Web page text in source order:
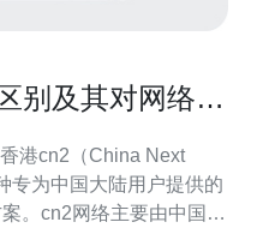
别及其对网络性
港cn2（China Next
专为中国大陆用户提供的
。cn2网络主要由中国电